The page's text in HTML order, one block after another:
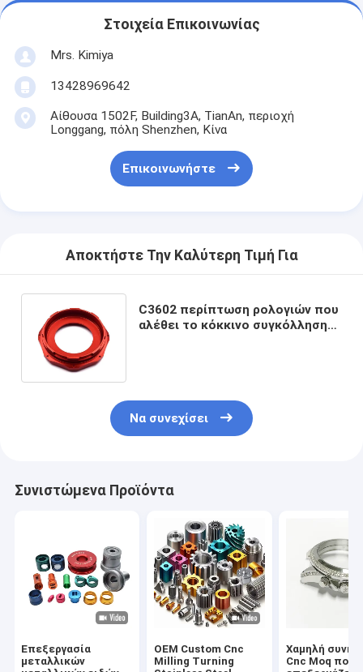
Στοιχεία Επικοινωνίας
Mrs. Kimiya
13428969642
Αίθουσα 1502F, Building3A, TianAn, περιοχή
Longgang, πόλη Shenzhen, Κίνα
Επικοινωνήστε
Αποκτήστε Την Καλύτερη Τιμή Για
C3602 περίπτωση ρολογιών που
αλέθει το κόκκινο συγκόλλησης
Να συνεχίσει
Συνιστώμενα Προϊόντα
Επεξεργασία
μεταλλικών
OEM Custom Cnc
Milling Turning
Χαμηλή
Cnc Moq που